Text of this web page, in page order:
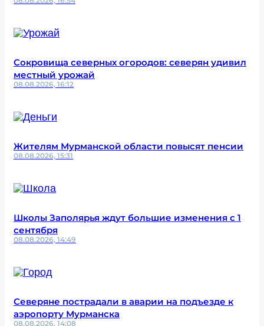
Сокровища северных огородов: северян удивил
местный урожай
08.08.2026, 16:12
Жителям Мурманской области повысят пенсии
08.08.2026, 15:31
Школы Заполярья ждут большие изменения с 1
сентября
08.08.2026, 14:49
Северяне пострадали в аварии на подъезде к
аэропорту Мурманска
08.08.2026, 14:08